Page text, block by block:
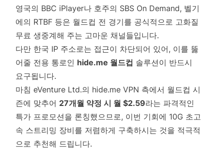
영국의 BBC iPlayer나 호주의 SBS On Demand, 벨기
에의 RTBF 등은 월드컵 전 경기를 공식적으로 고화질
무료 생중계해 주는 고마운 채널들입니다.
다만 한국 IP 주소로는 접근이 차단되어 있어, 이를 뚫
어줄 전용 통로인 hide.me 월드컵 솔루션이 반드시
요구됩니다.
마침 eVenture Ltd.의 hide.me VPN 측에서 월드컵 시
즌에 맞추어 27개월 약정 시 월 $2.59라는 파격적인
특가 프로모션을 론칭했으므로, 이번 기회에 10G 초고
속 스트리밍 장비를 저렴하게 구축하시는 것을 적극적
으로 추천해 드립니다.